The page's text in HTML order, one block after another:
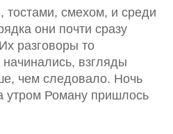
тостами, смехом, и среди
они почти сразу
разговоры то
взгляды
чем следовало. Ночь
утром Роману пришлось